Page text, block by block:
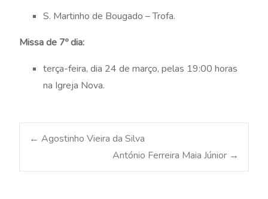
S. Martinho de Bougado – Trofa.
Missa de 7º dia:
terça-feira, dia 24 de março, pelas 19:00 horas
na Igreja Nova.
Post
← Agostinho Vieira da Silva
António Ferreira Maia Júnior →